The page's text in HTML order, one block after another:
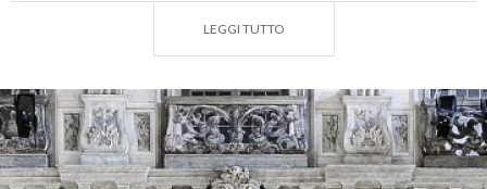
diretta dal Maestro Arturo Toscanini, la stagione
Olivero, il tenore Giuseppe Lugo e la stagione lirica
del 1950, con Maria Callas nell’“Aida”.
Oggi, il Teatro Grande di Brescia accoglie
LEGGI TUTTO